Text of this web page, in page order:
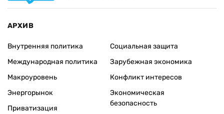
АРХИВ
Внутренняя политика
Международная политика
Макроуровень
Энергорынок
Приватизация
Социальная защита
Зарубежная экономика
Конфликт интересов
Экономическая
безопасность